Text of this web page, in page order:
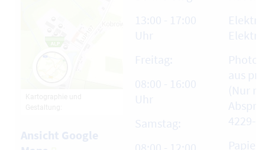
Ansicht Google
13:00 - 17:00
Uhr
Freitag:
08:00 - 16:00
Uhr
Samstag:
aus
(Nur
4229-